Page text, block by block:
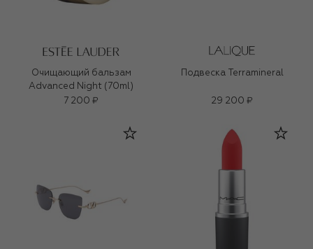
Очищающий бальзам
Advanced Night (70ml)
7 200 ₽
Подвеска Terramineral
29 200 ₽